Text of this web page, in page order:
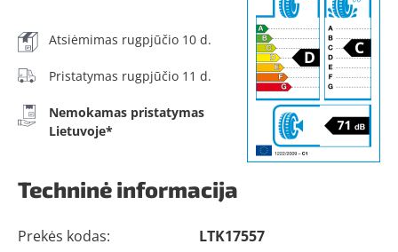
Atsiėmimas rugpjūčio 10 d.
Pristatymas rugpjūčio 11 d.
Nemokamas pristatymas
Lietuvoje*
Techninė informacija
Prekės kodas:
LTK17557